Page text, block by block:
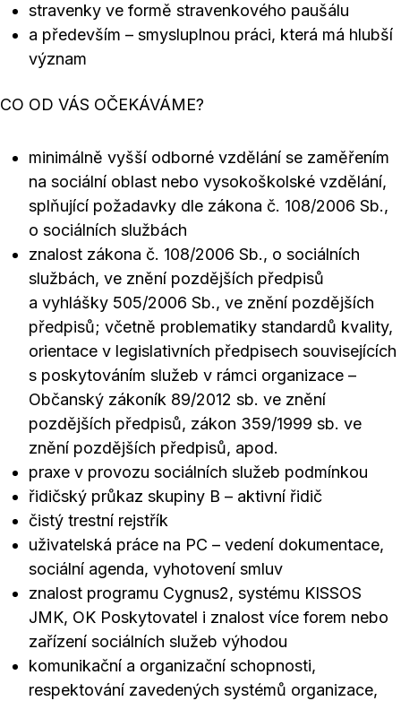
stravenky ve formě stravenkového paušálu
a především – smysluplnou práci, která má hlubší
význam
CO OD VÁS OČEKÁVÁME?
minimálně vyšší odborné vzdělání se zaměřením
na sociální oblast nebo vysokoškolské vzdělání,
splňující požadavky dle zákona č. 108/2006 Sb.,
o sociálních službách
znalost zákona č. 108/2006 Sb., o sociálních
službách, ve znění pozdějších předpisů
a vyhlášky 505/2006 Sb., ve znění pozdějších
předpisů; včetně problematiky standardů kvality,
orientace v legislativních předpisech souvisejících
s poskytováním služeb v rámci organizace –
Občanský zákoník 89/2012 sb. ve znění
pozdějších předpisů, zákon 359/1999 sb. ve
znění pozdějších předpisů, apod.
praxe v provozu sociálních služeb podmínkou
řidičský průkaz skupiny B – aktivní řidič
čistý trestní rejstřík
uživatelská práce na PC – vedení dokumentace,
sociální agenda, vyhotovení smluv
znalost programu Cygnus2, systému KISSOS
JMK, OK Poskytovatel i znalost více forem nebo
zařízení sociálních služeb výhodou
komunikační a organizační schopnosti,
respektování zavedených systémů organizace,